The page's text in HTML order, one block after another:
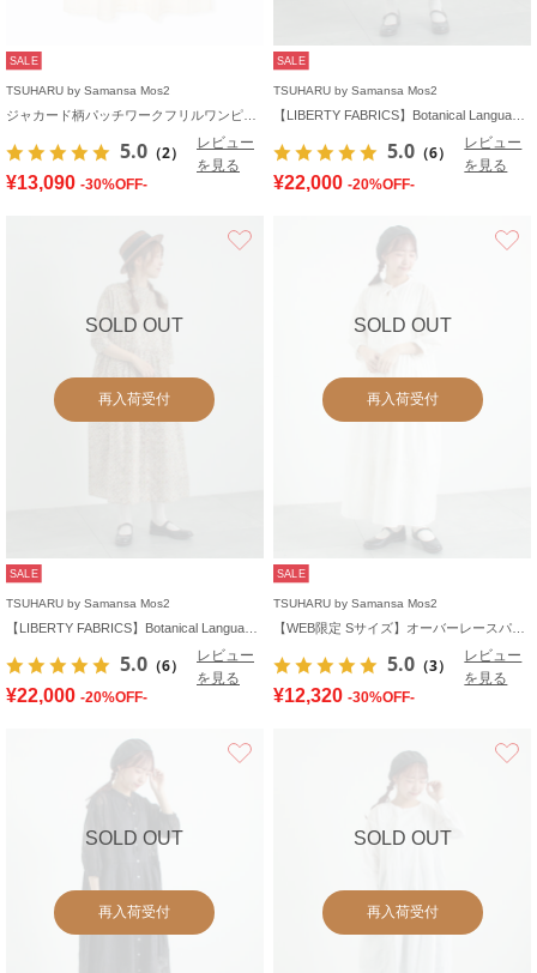
SALE
TSUHARU by Samansa Mos2
5.0 （2）
レビュー
を見る
¥13,090 -30%OFF-
SALE
TSUHARU by Samansa Mos2
5.0 （6）
レビュー
を見る
¥22,000 -20%OFF-
SOLD OUT
再入荷受付
SALE
TSUHARU by Samansa Mos2
5.0 （6）
レビュー
を見る
¥22,000 -20%OFF-
SOLD OUT
再入荷受付
SALE
TSUHARU by Samansa Mos2
5.0 （3）
レビュー
を見る
¥12,320 -30%OFF-
SOLD OUT
再入荷受付
SOLD OUT
再入荷受付